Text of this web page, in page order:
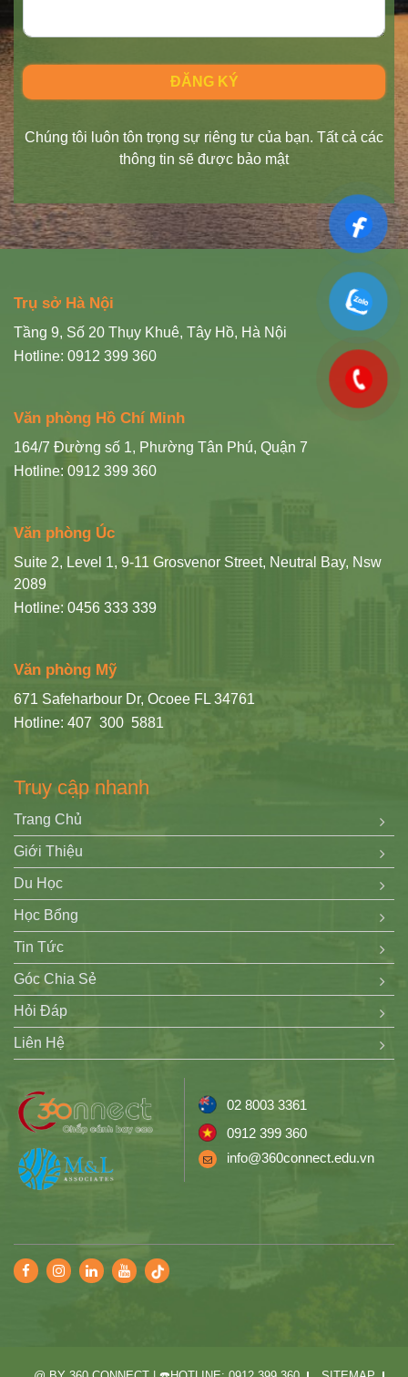
Chúng tôi luôn tôn trọng sự riêng tư của bạn. Tất cả các
thông tin sẽ được bảo mật
Trụ sở Hà Nội
Tầng 9, Số 20 Thụy Khuê, Tây Hồ, Hà Nội
Hotline: 0912 399 360
Văn phòng Hồ Chí Minh
164/7 Đường số 1, Phường Tân Phú, Quận 7
Hotline: 0912 399 360
Văn phòng Úc
Suite 2, Level 1, 9-11 Grosvenor Street, Neutral Bay, Nsw
2089
Hotline: 0456 333 339
Văn phòng Mỹ
671 Safeharbour Dr, Ocoee FL 34761
Hotline: 407 300 5881
Truy cập nhanh
Trang Chủ
Giới Thiệu
Du Học
Học Bổng
Tin Tức
Góc Chia Sẻ
Hỏi Đáp
Liên Hệ
02 8003 3361
0912 399 360
info@360connect.edu.vn